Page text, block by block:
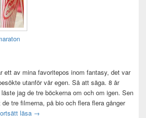
ett av mina favoritepos inom fantasy, det var
utanför vår egen. Så att säga. 8 år
jag de tre böckerna om och om igen. Sen
tre filmerna, på bio och flera flera gånger
läsa Sagan om ringen-maraton
→